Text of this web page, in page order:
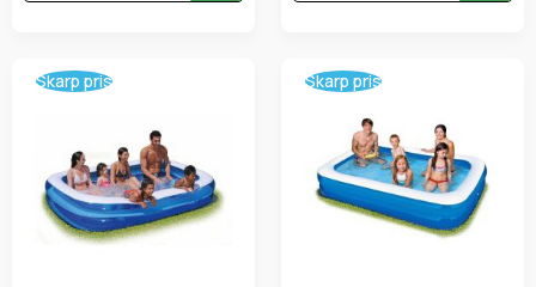
Skarp pris Skarp pris